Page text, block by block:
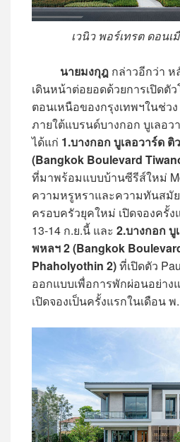
เวนิว พอร์เทรต ดอน
นายมงกุฎ กล่าวอีกว่า ห
เดินหน้าต่อยอดด้วยการเปิดตั
ตอนเหนือของกรุงเทพฯในช่ว
ภายใต้แบรนด์บางกอก บูเลอว
ได้แก่ 1.บางกอก บูเลอวาร์ด
(Bangkok Boulevard
ที่มาพร้อมแบบบ้านซีรีส์ใหม่
ความหรูหราและความทันสมั
ครอบครัวยุคใหม่ เปิดจองครั้ง
13-14 ก.ย.นี้ และ 2.บางกอก บู
พหลฯ 2 (Bangkok
Phaholyothin 2)ที่เปิดตัว
ออกแบบเพื่อการพักผ่อนอย่าง
เปิดจองเป็นครั้งแรกในเดือน พ